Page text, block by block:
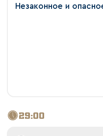
Незаконное и
29:00